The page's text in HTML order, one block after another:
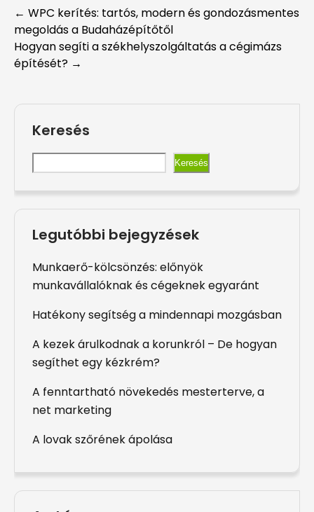
Post
navigation
← WPC kerítés: tartós, modern és gondozásmentes
megoldás a Budaházépítőtől
Hogyan segíti a székhelyszolgáltatás a cégimázs
építését? →
Keresés
Keresés
Legutóbbi bejegyzések
Munkaerő-kölcsönzés: előnyök
munkavállalóknak és cégeknek egyaránt
Hatékony segítség a mindennapi mozgásban
A kezek árulkodnak a korunkról – De hogyan
segíthet egy kézkrém?
A fenntartható növekedés mesterterve, a
net marketing
A lovak szőrének ápolása